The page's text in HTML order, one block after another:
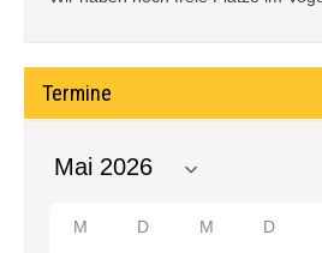
Termine
M D M D